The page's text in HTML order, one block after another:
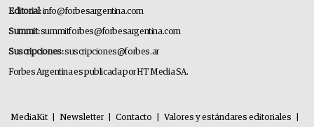
Editorial:info@forbesargentina.com
Summit:summitforbes@forbesargentina.com
Suscripciones:suscripciones@forbes.ar
Forbes Argentina es publicada por HT Media SA.
MediaKit Newsletter Contacto Valores y estándares editoriales